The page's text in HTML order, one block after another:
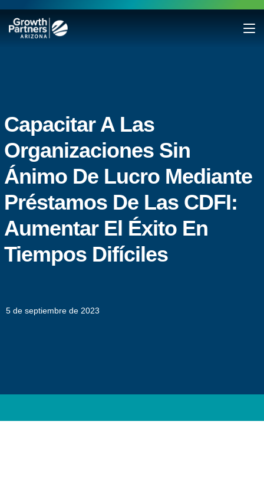
Capacitar A Las
Organizaciones Sin
Ánimo De Lucro Mediante
Préstamos De Las CDFI:
Aumentar El Éxito En
Tiempos Difíciles
5 de septiembre de 2023